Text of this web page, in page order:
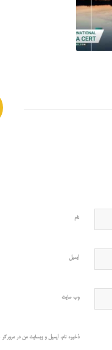
نام
ایمیل
وب‌ سایت
ذخیره نام، ایمیل و وبسایت من در